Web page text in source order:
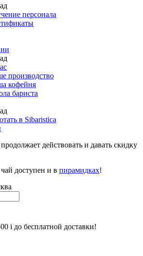
персонала
производство
кофейня
бариста
в Sibaristica
действовать и давать скидку
доступен и в пирамидках!
i до бесплатной доставки!